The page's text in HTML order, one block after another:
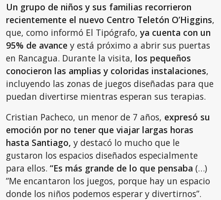
Un grupo de niños y sus familias recorrieron
recientemente el nuevo Centro Teletón O’Higgins,
que, como informó El Tipógrafo,ya cuenta con un
95% de avance y está próximo a abrir sus puertas
en Rancagua. Durante la visita, los pequeños
conocieron las amplias y coloridas instalaciones,
incluyendo las zonas de juegos diseñadas para que
puedan divertirse mientras esperan sus terapias.
Cristian Pacheco, un menor de 7 años, expresó su
emoción por no tener que viajar largas horas
hasta Santiago, y destacó lo mucho que le
gustaron los espacios diseñados especialmente
para ellos. “Es más grande de lo que pensaba (…)
”Me encantaron los juegos, porque hay un espacio
donde los niños podemos esperar y divertirnos”.